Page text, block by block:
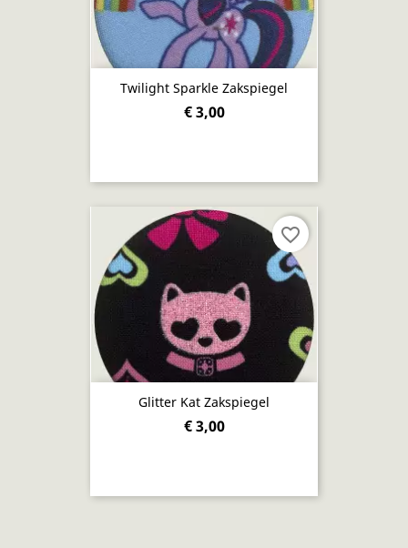
Twilight Sparkle Zakspiegel
€ 3,00
Glitter Kat Zakspiegel
€ 3,00
favorite_border